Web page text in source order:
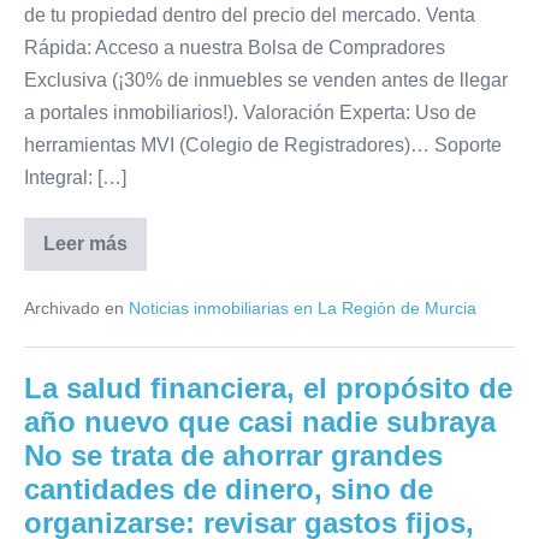
de tu propiedad dentro del precio del mercado. Venta
Rápida: Acceso a nuestra Bolsa de Compradores
Exclusiva (¡30% de inmuebles se venden antes de llegar
a portales inmobiliarios!). Valoración Experta: Uso de
herramientas MVI (Colegio de Registradores)… Soporte
Integral: […]
Leer más
¿Quieres
vender
inmueble?
Rapidez
a
de
mercado.
Los
precios
han
subido
Archivado en Noticias inmobiliarias en La Región de Murcia
La salud financiera, el propósito de
año nuevo que casi nadie subraya
No se trata de ahorrar grandes
cantidades de dinero, sino de
organizarse: revisar gastos fijos,